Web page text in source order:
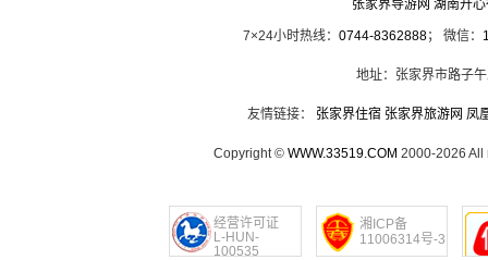
张家界导游网 湖南开
7×24小时热线： 0744-8362888； 微信：
地址：张家界市路子
友情链接： 张家界住宿 张家界旅游网 凤
Copyright © WWW.33519.COM 2000-2026 All
经营许可证
L-HUN-
100535
湘ICP备
11006314号-3